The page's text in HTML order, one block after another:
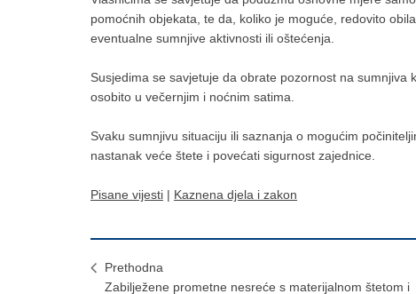
pomoćnih objekata, te da, koliko je moguće, redovito
eventualne sumnjive aktivnosti ili oštećenja.
Susjedima se savjetuje da obrate pozornost na sumnjiva
osobito u večernjim i noćnim satima.
Svaku sumnjivu situaciju ili saznanja o mogućim
nastanak veće štete i povećati sigurnost zajednice.
Pisane vijesti | Kaznena djela i zakon
Prethodna
Zabilježene prometne nesreće s materijalnom štetom i